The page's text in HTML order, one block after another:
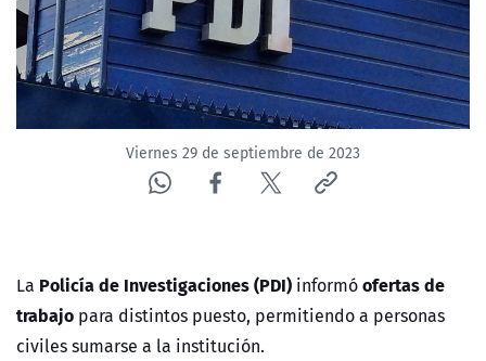
ACTUALIDAD Y TENDENCIAS
CORPORATIVO Y TRANSPARENCIA
CANAL DE DENUNCIAS
ÁREA DE PROYECTOS
Viernes 29 de septiembre de 2023
La Policía de Investigaciones (PDI) informóofertas de
trabajo para distintos puesto, permitiendo a personas
civiles sumarse a la institución.